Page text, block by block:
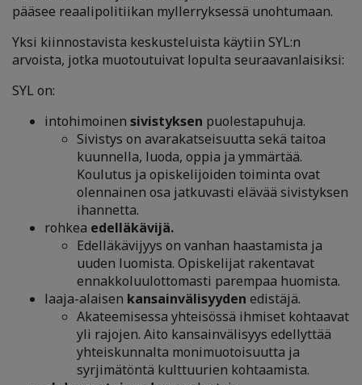
pääsee reaalipolitiikan myllerryksessä unohtumaan.
Yksi kiinnostavista keskusteluista käytiin SYL:n
arvoista, jotka muotoutuivat lopulta seuraavanlaisiksi:
SYL on:
intohimoinen sivistyksen puolestapuhuja.
Sivistys on avarakatseisuutta sekä taitoa
kuunnella, luoda, oppia ja ymmärtää.
Koulutus ja opiskelijoiden toiminta ovat
olennainen osa jatkuvasti elävää sivistyksen
ihannetta.
rohkea edelläkävijä.
Edelläkävijyys on vanhan haastamista ja
uuden luomista. Opiskelijat rakentavat
ennakkoluulottomasti parempaa huomista.
laaja-alaisen kansainvälisyyden edistäjä.
Akateemisessa yhteisössä ihmiset kohtaavat
yli rajojen. Aito kansainvälisyys edellyttää
yhteiskunnalta monimuotoisuutta ja
syrjimätöntä kulttuurien kohtaamista.